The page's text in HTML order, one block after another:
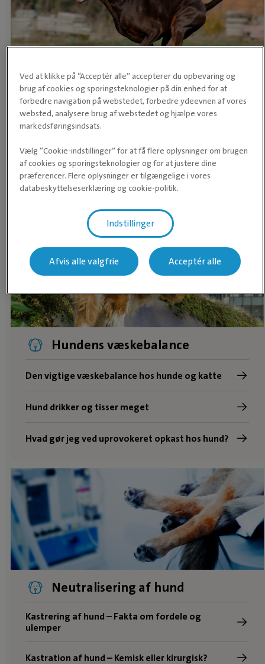
Foder og ernæring hos hund
Korrekt ernæring hos hund og kat
Overvægt hos hunde og katte
Mavedrejning hos hunde – kræver akut
Hundens væskebalance
Den vigtige væskebalance hos hunde og katte
Hund drikker og tisser meget
Hvad gør jeg ved uprovokeret opkast hos hund?
Neutralisering af hund
Kastrering af hund – Fakta om fordele og
ulemper
Kastration af hund – Kemisk eller kirurgisk?
Ved at klikke på “Acceptér alle” accepterer du opbevaring og
brug af cookies og sporingsteknologier på din enhed for at
forbedre navigation på webstedet, forbedre ydeevnen af vores
websted, analysere brug af webstedet og hjælpe vores
markedsføringsindsats.
Vælg “Cookie-indstillinger” for at få flere oplysninger om brugen
af cookies og sporingsteknologier og for at justere dine
præferencer. Flere oplysninger er tilgængelige i vores
databeskyttelseserklæring og cookie-politik.
Indstillinger
Afvis alle valgfrie Acceptér alle